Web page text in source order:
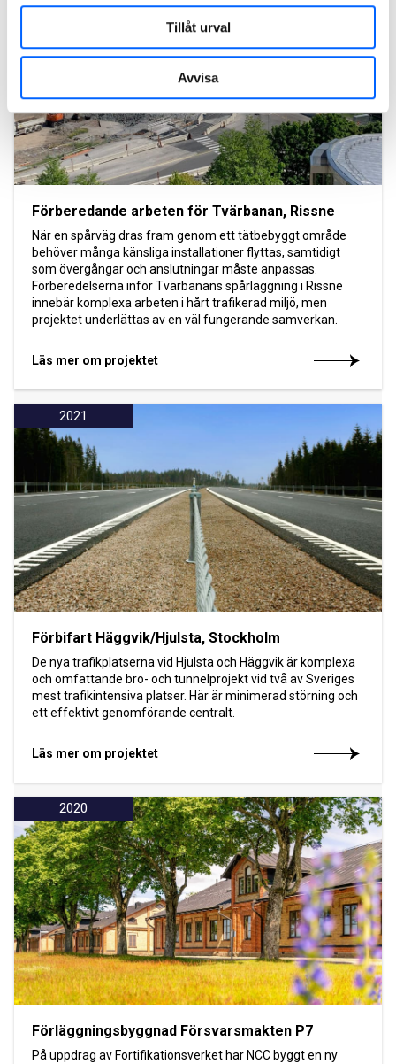
Tillåt urval
Avvisa
Förberedande arbeten för Tvärbanan, Rissne
När en spårväg dras fram genom ett tätbebyggt område
behöver många känsliga installationer flyttas, samtidigt
som övergångar och anslutningar måste anpassas.
Förberedelserna inför Tvärbanans spårläggning i Rissne
innebär komplexa arbeten i hårt trafikerad miljö, men
projektet underlättas av en väl fungerande samverkan.
Läs mer om projektet
2021
Förbifart Häggvik/Hjulsta, Stockholm
De nya trafikplatserna vid Hjulsta och Häggvik är komplexa
och omfattande bro- och tunnelprojekt vid två av Sveriges
mest trafikintensiva platser. Här är minimerad störning och
ett effektivt genomförande centralt.
Läs mer om projektet
2020
Förläggningsbyggnad Försvarsmakten P7
På uppdrag av Fortifikationsverket har NCC byggt en ny